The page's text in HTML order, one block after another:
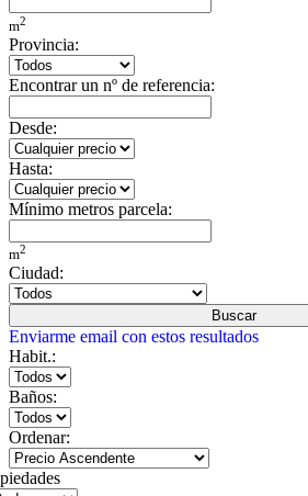
m2
Provincia:
Encontrar un nº de referencia:
Desde:
Hasta:
Mínimo metros parcela:
m2
Ciudad:
Buscar
Enviarme email con estos resultados
Habit.:
Baños:
Ordenar: